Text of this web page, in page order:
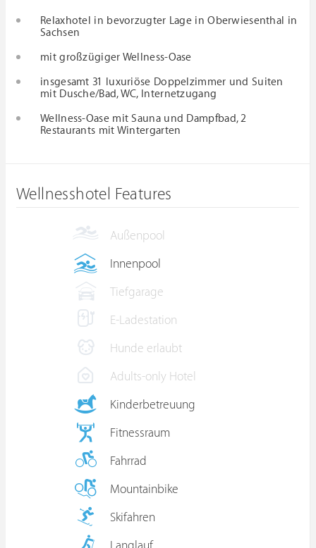
Relaxhotel in bevorzugter Lage in Oberwiesenthal in
Sachsen
mit großzügiger Wellness-Oase
insgesamt 31 luxuriöse Doppelzimmer und Suiten
mit Dusche/Bad, WC, Internetzugang
Wellness-Oase mit Sauna und Dampfbad, 2
Restaurants mit Wintergarten
Wellnesshotel Features
Außenpool
Innenpool
Tiefgarage
E-Ladestation
Hunde erlaubt
Adults-only Hotel
Kinderbetreuung
Fitnessraum
Fahrrad
Mountainbike
Skifahren